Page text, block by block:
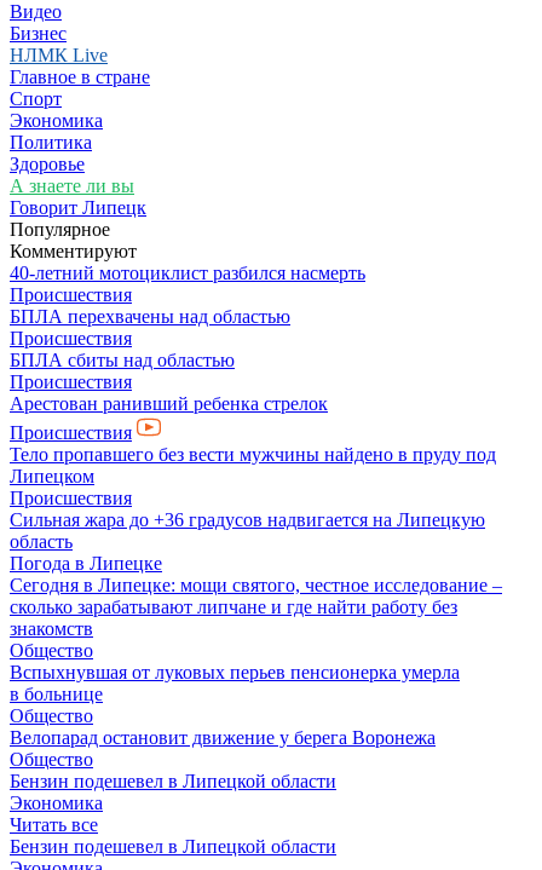
Видео
Бизнес
НЛМК Live
Главное в стране
Спорт
Экономика
Политика
Здоровье
А знаете ли вы
Говорит Липецк
Популярное
Комментируют
40-летний мотоциклист разбился насмерть
Происшествия
БПЛА перехвачены над областью
Происшествия
БПЛА сбиты над областью
Происшествия
Арестован ранивший ребенка стрелок
Происшествия
Тело пропавшего без вести мужчины найдено в пруду под
Липецком
Происшествия
Сильная жара до +36 градусов надвигается на Липецкую
область
Погода в Липецке
Сегодня в Липецке: мощи святого, честное исследование –
сколько зарабатывают липчане и где найти работу без
знакомств
Общество
Вспыхнувшая от луковых перьев пенсионерка умерла
в больнице
Общество
Велопарад остановит движение у берега Воронежа
Общество
Бензин подешевел в Липецкой области
Экономика
Читать все
Бензин подешевел в Липецкой области